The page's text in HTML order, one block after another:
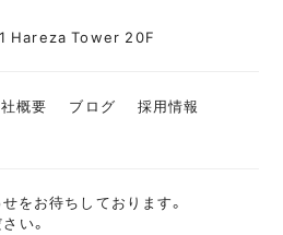
Hareza Tower 20F
概要 ブログ
採用情報
をお待ちしております。
い。